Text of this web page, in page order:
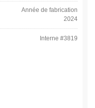
Année de fabrication
2024
Interne #3819